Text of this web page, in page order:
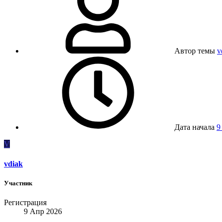
Автор темы
Дата начала
V
vdiak
Участник
Регистрация
9 Апр 2026